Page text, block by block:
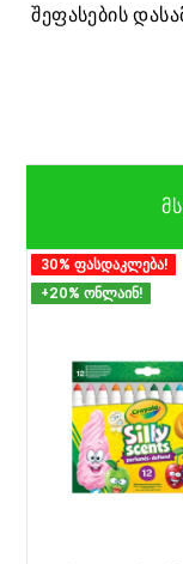
შეფასების
30% ფასდაკლება!
+20% ონლაინ!